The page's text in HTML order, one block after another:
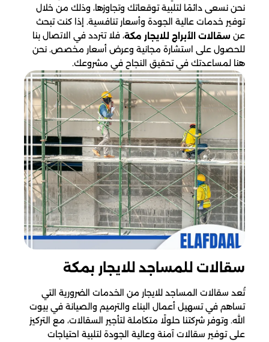
نحن نسعى دائمًا لتلبية توقعاتك وتجاوزها، وذلك من خلال
توفير خدمات عالية الجودة وأسعار تنافسية. إذا كنت تبحث
عن سقالات الأبراج للايجار مكة، فلا تتردد في الاتصال بنا
للحصول على استشارة مجانية وعرض أسعار مخصص. نحن
هنا لمساعدتك في تحقيق النجاح في مشروعك.
سقالات للمساجد​ للايجار بمكة
تُعد سقالات المساجد للايجار من الخدمات الضرورية التي
تساهم في تسهيل أعمال البناء والترميم والصيانة في بيوت
الله. وتوفر شركتنا حلولًا متكاملة لتأجير السقالات، مع التركيز
على توفير سقالات آمنة وعالية الجودة لتلبية احتياجات